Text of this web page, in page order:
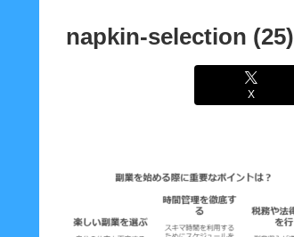
napkin-selection (25)
X